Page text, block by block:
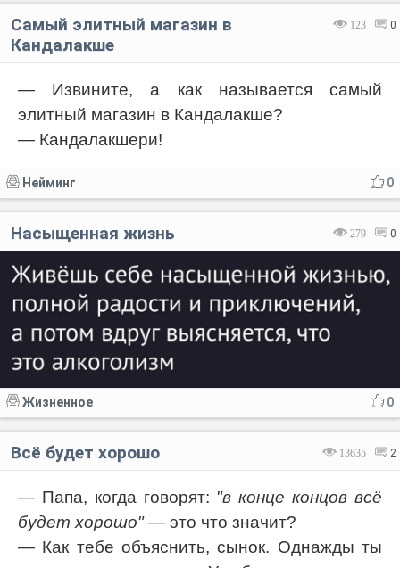
123 0
Самый элитный магазин в
Кандалакше
— Извините, а как называется самый
элитный магазин в Кандалакше?
— Кандалакшери!
0
Нейминг
279 0
Насыщенная жизнь
0
Жизненное
13635 2
Всё будет хорошо
— Папа, когда говорят: "в конце концов всё
будет хорошо"— это что значит?
— Как тебе объяснить, сынок. Однажды ты